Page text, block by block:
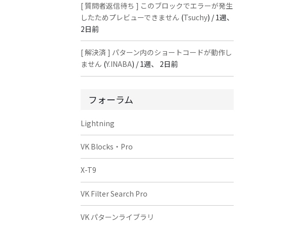
[ 質問者返信待ち ] このブロックでエラーが発生
したためプレビューできません (Tsuchy) /1週、
2日前
[ 解決済 ] パターン内のショートコードが動作し
ません (Y.INABA) /1週、 2日前
フォーラム
Lightning
VK Blocks・Pro
X-T9
VK Filter Search Pro
VK パターンライブラリ